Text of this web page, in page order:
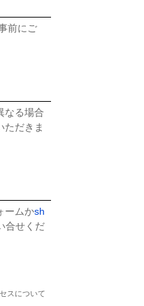
前にご
なる場合
ただきま
ームかsh
合せくだ
スについて